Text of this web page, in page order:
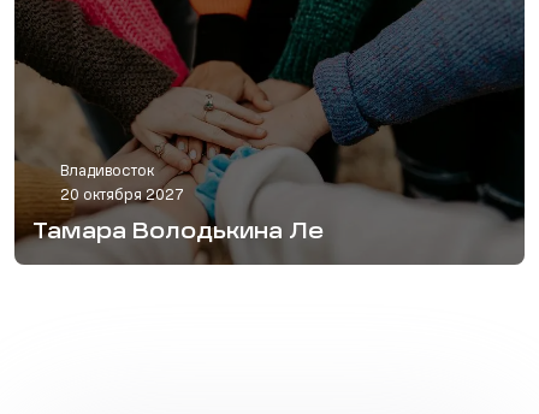
Владивосток
20 октября 2027
Тамара Володькина Ле